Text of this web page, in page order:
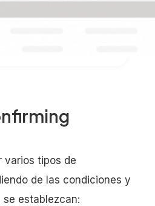
varios tipos de
de las condiciones y
establezcan: